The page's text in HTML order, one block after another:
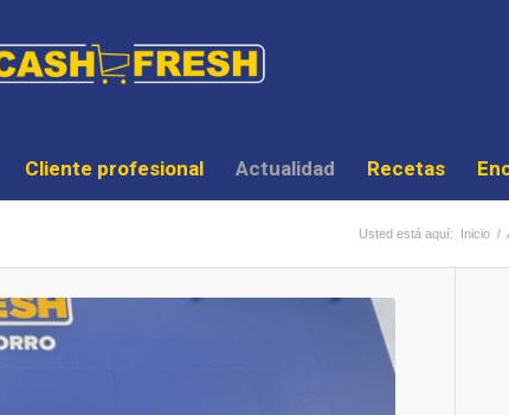
Cliente profesional Actualidad Recetas
Usted está aquí: Inicio /